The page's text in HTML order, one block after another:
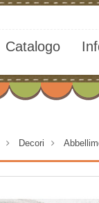
Catalogo
> Decori >